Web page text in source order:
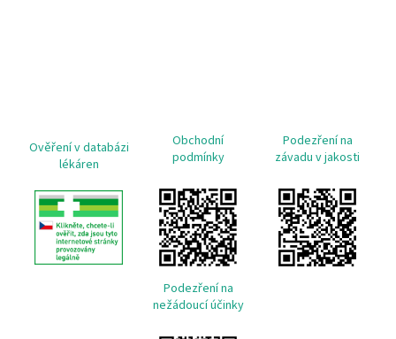
Ověření v databázi
lékáren
Obchodní
podmínky
Podezření na
závadu v jakosti
Podezření na
nežádoucí účinky